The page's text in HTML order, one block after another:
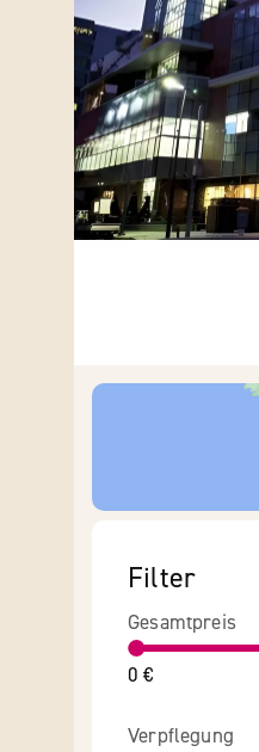
Filter
Gesamtpreis
0 €
Verpflegung